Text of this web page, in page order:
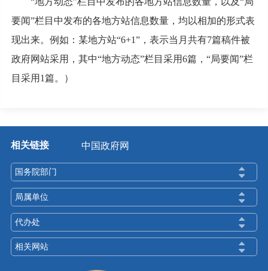
要闻”栏目中发布的各地方站信息数量，均以相加的形式表
现出来。例如：某地方站“6+1”，表示当月共有7篇稿件被
政府网站采用，其中“地方动态”栏目采用6篇，“局要闻”栏
目采用1篇。）
相关链接 中国政府网
国务院部门
局属单位
代办处
相关网站